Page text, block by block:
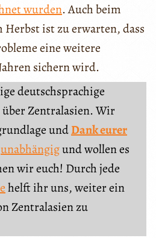
wurden. Auch beim
ist zu erwarten, dass
eine weitere
sichern wird.
deutschsprachige
Zentralasien. Wir
undDank eurer
unabhängigund wollen es
wir euch! Durch jede
helft ihr uns, weiter ein
Zentralasien zu